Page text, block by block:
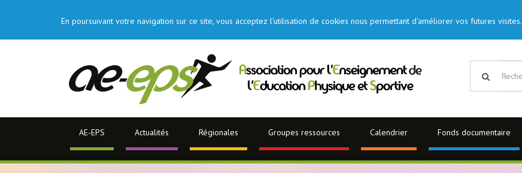
En poursuivant votre navigation sur ce site, vous acceptez l'utilisation de cookies nous permettant d'améliorer vos futures visites.
AE-EPS Actualités Régionales Groupes ressources Calendrier Fonds documentaire